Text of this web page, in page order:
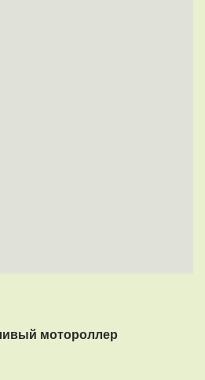
мотороллер